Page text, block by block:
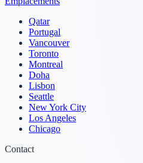
Qatar
Portugal
Vancouver
Toronto
Montreal
Doha
Lisbon
Seattle
New York City
Los Angeles
Chicago
Contact